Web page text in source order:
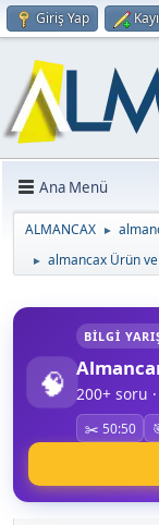
Giriş Yap
Ana Menü
ALMANCAX ►
► almancax Ürün
🧠
BILGI
200+ soru
✂️ 50:50